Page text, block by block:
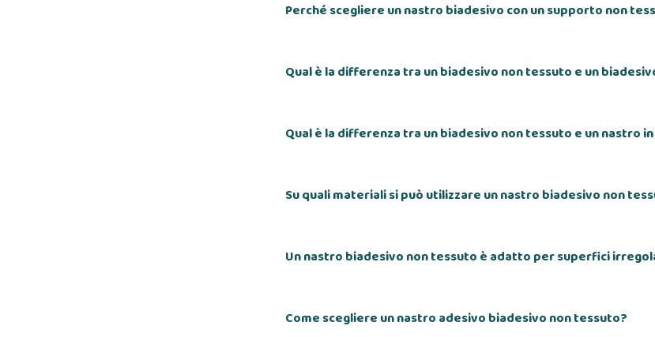
Perché scegliere un nastro biadesivo con un supporto non
Qual è la differenza tra un biadesivo non tessuto e un
Qual è la differenza tra un biadesivo non tessuto e un nastro
Su quali materiali si può utilizzare un nastro biadesivo non
Un nastro biadesivo non tessuto è adatto per superfici
Come scegliere un nastro adesivo biadesivo non tessuto?